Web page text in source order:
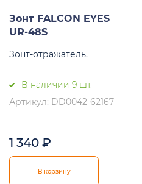
Зонт FALCON EYES
UR-48S
Зонт-отражатель.
В наличии 9 шт.
Артикул: DD0042-62167
1 340 ₽
В корзину